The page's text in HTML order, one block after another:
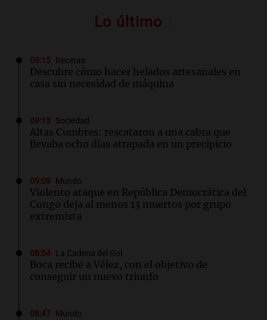
Lo último
09:15 Recetas
Descubre cómo hacer helados artesanales en
casa sin necesidad de máquina
09:13 Sociedad
Altas Cumbres: rescataron a una cabra que
llevaba ocho días atrapada en un precipicio
09:09 Mundo
Violento ataque en República Democrática del
Congo deja al menos 13 muertos por grupo
extremista
08:54 La Cadena del Gol
Boca recibe a Vélez, con el objetivo de
conseguir un nuevo triunfo
08:47 Mundo